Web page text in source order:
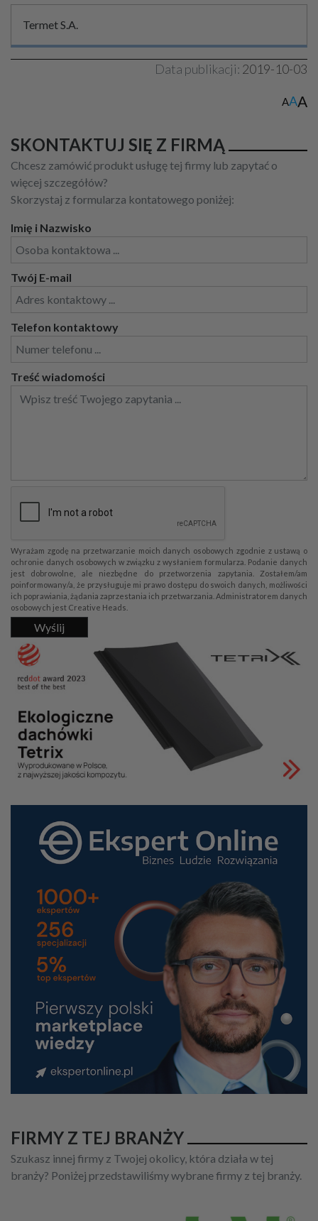
Termet S.A.
Data publikacji: 2019-10-03
AAA
SKONTAKTUJ SIĘ Z FIRMĄ
Chcesz zamówić produkt usługę tej firmy lub zapytać o
więcej szczegółów?
Skorzystaj z formularza kontatowego poniżej:
Imię i Nazwisko
Twój E-mail
Telefon kontaktowy
Treść wiadomości
Wyrażam zgodę na przetwarzanie moich danych osobowych zgodnie z ustawą o
ochronie danych osobowych w związku z wysłaniem formularza. Podanie danych
jest dobrowolne, ale niezbędne do przetworzenia zapytania. Zostałem/am
poinformowany/a, że przysługuje mi prawo dostępu do swoich danych, możliwości
ich poprawiania, żądania zaprzestania ich przetwarzania. Administratorem danych
osobowych jest Creative Heads.
Wyślij
FIRMY Z TEJ BRANŻY
Szukasz innej firmy z Twojej okolicy, która działa w tej
branży? Poniżej przedstawiliśmy wybrane firmy z tej branży.